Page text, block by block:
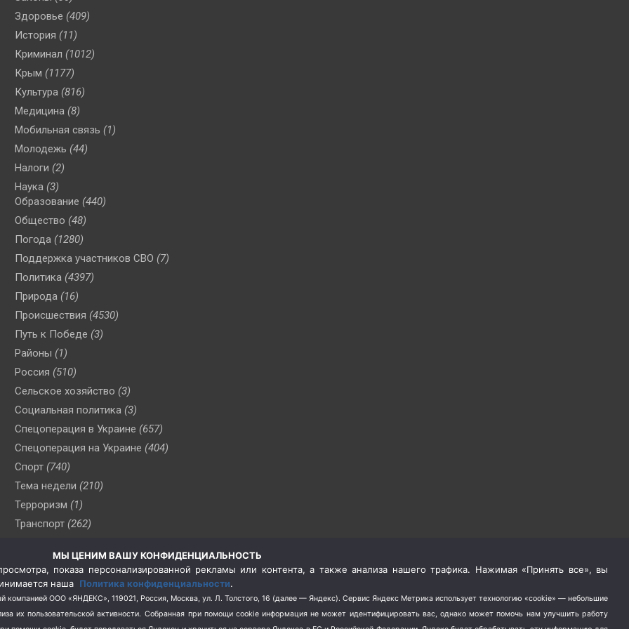
Здоровье (409)
История (11)
Криминал (1012)
Крым (1177)
Культура (816)
Медицина (8)
Мобильная связь (1)
Молодежь (44)
Налоги (2)
Наука (3)
Образование (440)
Общество (48)
Погода (1280)
Поддержка участников СВО (7)
Политика (4397)
Природа (16)
Происшествия (4530)
Путь к Победе (3)
Районы (1)
Россия (510)
Сельское хозяйство (3)
Социальная политика (3)
Спецоперация в Украине (657)
Спецоперация на Украине (404)
Спорт (740)
Тема недели (210)
Терроризм (1)
Транспорт (262)
(76)
Цены (2)
Школа и спорт (2)
Экология (8)
МЫ ЦЕНИМ ВАШУ КОНФИДЕНЦИАЛЬНОСТЬ
показа персонализированной рекламы или контента, а также анализа нашего трафика. Нажимая «Принять все», вы
наша Политика конфиденциальности.
компанией ООО «ЯНДЕКС», 119021, Россия, Москва, ул. Л. Толстого, 16 (далее — Яндекс). Сервис Яндекс Метрика использует технологию «cookie» — небольшие
их пользовательской активности. Собранная при помощи cookie информация не может идентифицировать вас, однако может помочь нам улучшить работу